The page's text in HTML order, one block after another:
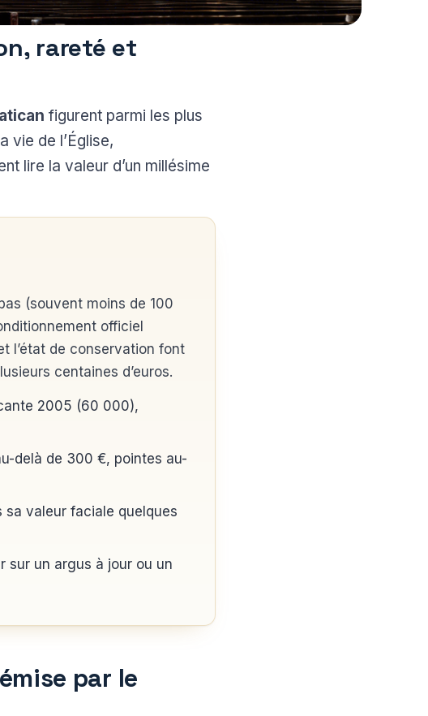
rareté et
figurent parmi les plus
vie de l’Église,
lire la valeur d’un millésime
(souvent moins de 100
officiel
l’état de conservation font
centaines d’euros.
2005 (60 000),
delà de 300 €, pointes au-
sa valeur faciale quelques
sur un argus à jour ou un
par le